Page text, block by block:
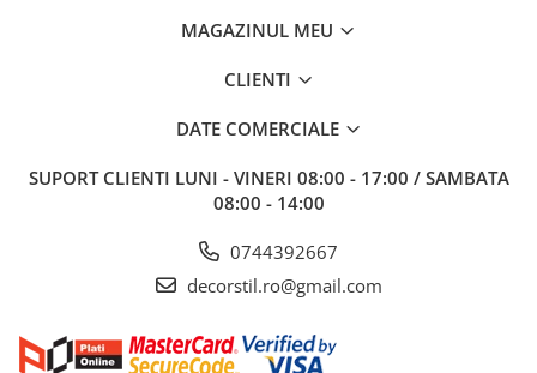
MAGAZINUL MEU
CLIENTI
DATE COMERCIALE
SUPORT CLIENTI LUNI - VINERI 08:00 - 17:00 / SAMBATA
08:00 - 14:00
0744392667
decorstil.ro@gmail.com